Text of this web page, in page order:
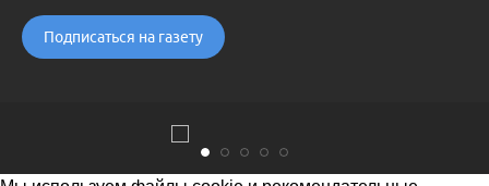
Подписаться на газету